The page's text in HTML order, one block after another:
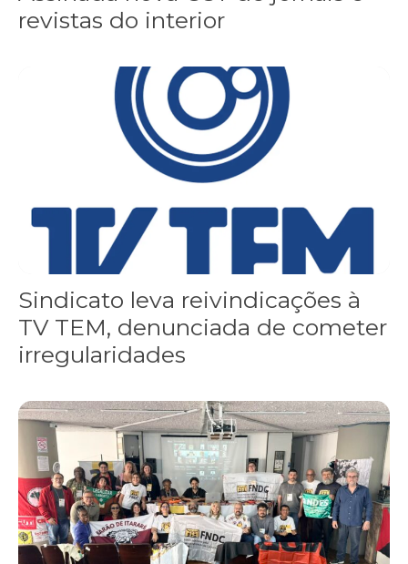
revistas do interior
Sindicato leva reivindicações à TV TEM, denunciada de cometer
Sindicato leva reivindicações à
TV TEM, denunciada de cometer
irregularidades
FNDC aprova plataforma de 20 pontos para as eleições 2026